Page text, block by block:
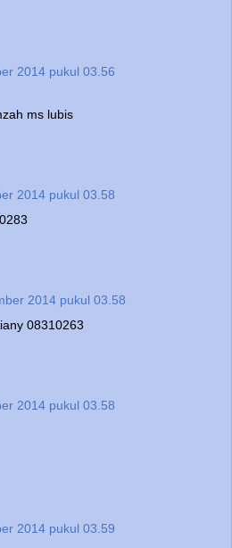
2014 pukul 03.56
ms lubis
2014 pukul 03.58
2014 pukul 03.58
08310263
2014 pukul 03.58
2014 pukul 03.59